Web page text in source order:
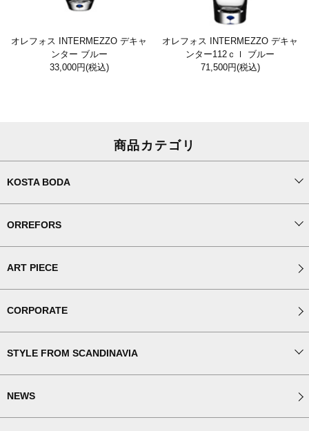
オレフォス INTERMEZZO デキャ
ンター ブルー
33,000円(税込)
オレフォス INTERMEZZO デキャ
ンター112ｃｌ ブルー
71,500円(税込)
商品カテゴリ
KOSTA BODA
ORREFORS
ART PIECE
CORPORATE
STYLE FROM SCANDINAVIA
NEWS